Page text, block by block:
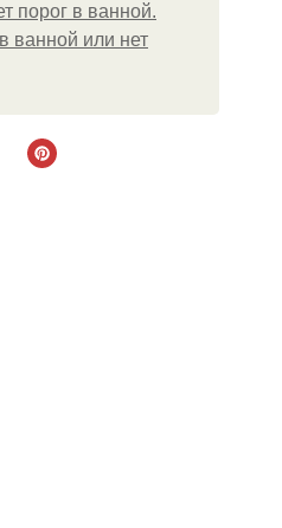
порог в ванной.
ванной или нет